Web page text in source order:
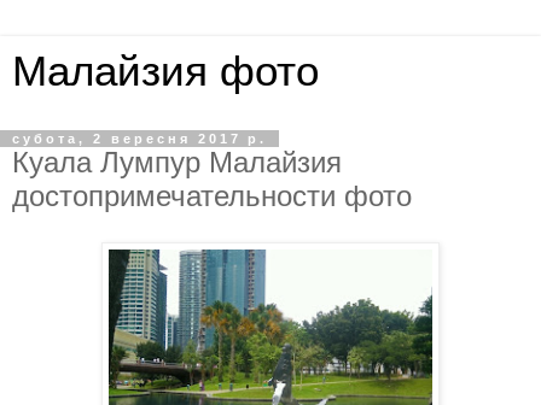
Малайзия фото
субота, 2 вересня 2017 р.
Куала Лумпур Малайзия
достопримечательности фото